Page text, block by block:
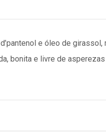
e óleo de girassol,
bonita e livre de